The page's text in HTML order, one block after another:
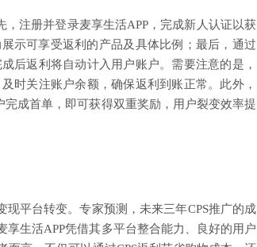
注册并登录麦享生活APP，完成新人认证以获
示可享受返利的产品及具体比例；最后，通过
后返利将自动计入用户账户。需要注意的是，
时关注账户余额，确保返利到账正常。此外，
成首单，即可获得双重奖励，用户裂变效率提
平台转变。专家预测，未来三年CPS推广的成
生活APP凭借其多平台整合能力、良好的用户